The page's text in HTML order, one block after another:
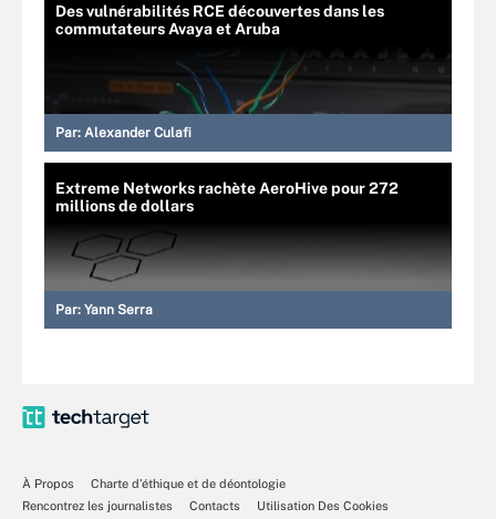
Des vulnérabilités RCE découvertes dans les
commutateurs Avaya et Aruba
Par: Alexander Culafi
Extreme Networks rachète AeroHive pour 272
millions de dollars
Par: Yann Serra
À Propos
Charte d’éthique et de déontologie
Rencontrez les journalistes
Contacts
Utilisation Des Cookies